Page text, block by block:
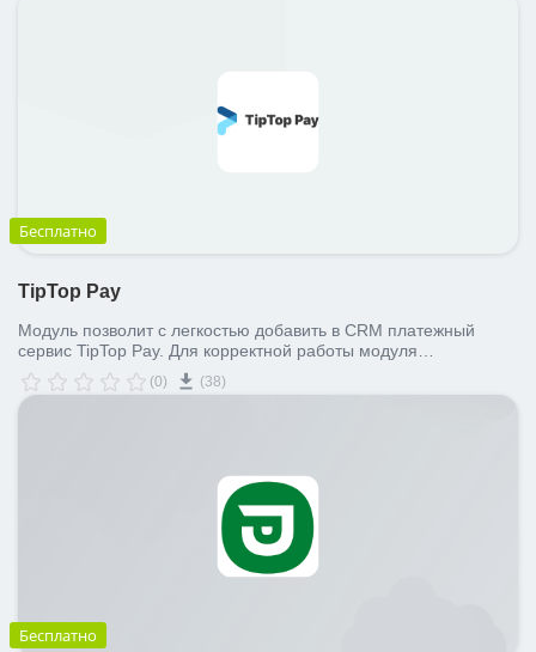
Бесплатно
TipTop Pay
Модуль позволит с легкостью добавить в CRM платежный
сервис TipTop Pay. Для корректной работы модуля
необходима регистрация в сервисе.
(0) (38)
Бесплатно